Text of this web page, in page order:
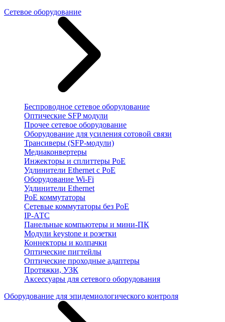
Сетевое оборудование
Беспроводное сетевое оборудование
Оптические SFP модули
Прочее сетевое оборудование
Оборудование для усиления сотовой связи
Трансиверы (SFP-модули)
Медиаконвертеры
Инжекторы и сплиттеры PoE
Удлинители Ethernet с PoE
Оборудование Wi-Fi
Удлинители Ethernet
PoE коммутаторы
Сетевые коммутаторы без PoE
IP-АТС
Панельные компьютеры и мини-ПК
Модули keystone и розетки
Коннекторы и колпачки
Оптические пигтейлы
Оптические проходные адаптеры
Протяжки, УЗК
Аксессуары для сетевого оборудования
Оборудование для эпидемиологического контроля